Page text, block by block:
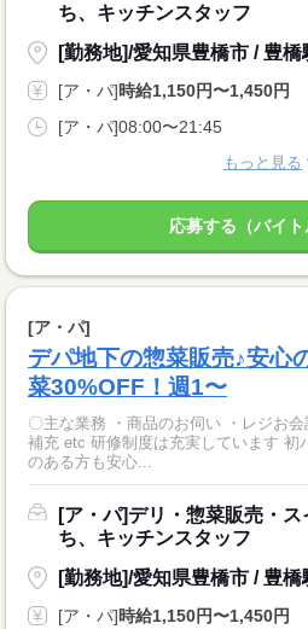
ち、キッチンスタッフ
[勤務地]/愛知県豊橋市 / 豊橋
[ア・パ]時給1,150円〜1,450円
[ア・パ]08:00〜21:45
もっと見る
応募する（バイト
[ア・パ]
デパ地下の惣菜販売♪安心
菜30%OFF！週1〜
〇主な業務 ・商品のお伺い ・レジお
補充 etc 研修制度は充実しています 初
のある方も安心...
[ア・パ]デリ・惣菜販売・
ち、キッチンスタッフ
[勤務地]/愛知県豊橋市 / 豊橋
[ア・パ]時給1,150円〜1,450円